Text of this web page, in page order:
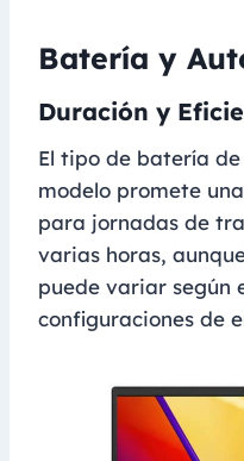
Batería y
Duración y
El tipo de batería
modelo promete
para jornadas de
varias horas,
puede variar según
configuraciones de